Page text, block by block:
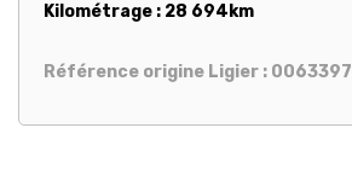
Kilométrage : 28 694km
Référence origine Ligier : 0063397